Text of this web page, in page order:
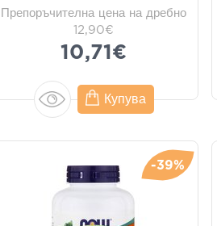
Препоръчителна цена на дребно
12,90€
10,71€
Купува
-39%